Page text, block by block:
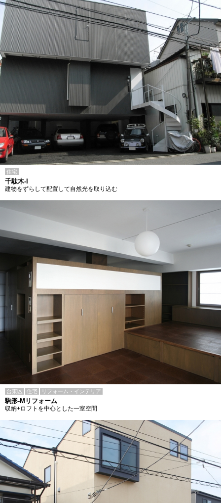
住宅
千駄木-I
建物をずらして配置して自然光を取り込む
台東区 住宅 リフォーム・インテリア
駒形-Mリフォーム
収納+ロフトを中心とした一室空間